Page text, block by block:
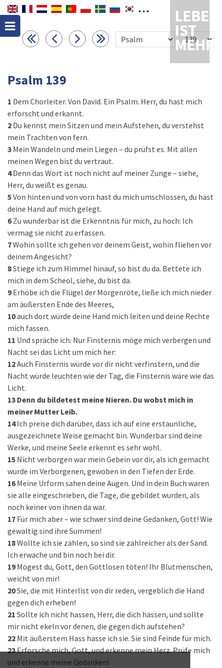
LEBEN
IST
MEHR
Psalm 139
1 Dem Chorleiter. Von David. Ein Psalm. Herr, du hast mich
erforscht und erkannt.
2 Du kennst mein Sitzen und mein Aufstehen, du verstehst
mein Trachten von fern.
3 Mein Wandeln und mein Liegen – du prüfst es. Mit allen
meinen Wegen bist du vertraut.
4 Denn das Wort ist noch nicht auf meiner Zunge – siehe,
Herr, du weißt es genau.
5Von hinten und von vorn hast du mich umschlossen, du hast
deine Hand auf mich gelegt.
6 Zu wunderbar ist die Erkenntnis für mich, zu hoch: Ich
vermag sie nicht zu erfassen.
7Wohin sollte ich gehen vor deinem Geist, wohin fliehen vor
deinem Angesicht?
8Stiege ich zum Himmel hinauf, so bist du da. Bettete ich
mich in dem Scheol, siehe, du bist da.
9 Erhöbe ich die Flügel der Morgenröte, ließe ich mich nieder
am äußersten Ende des Meeres,
10auch dort würde deine Hand mich leiten und deine Rechte
mich fassen.
11 Und spräche ich: Nur Finsternis möge mich verbergen und
Nacht sei das Licht um mich her:
12Auch Finsternis würde vor dir nicht verfinstern, und die
Nacht würde leuchten wie der Tag, die Finsternis wäre wie das
Licht.
13 Denn du bildetest meine Nieren. Du wobst mich in
meiner Mutter Leib.
14 Ich preise dich darüber, dass ich auf eine erstaunliche,
ausgezeichnete Weise gemacht bin. Wunderbar sind deine
Werke, und meine Seele erkennt es sehr wohl.
15 Nicht verborgen war mein Gebein vor dir, als ich gemacht
wurde im Verborgenen, gewoben in den Tiefen der Erde.
16 Meine Urform sahen deine Augen. Und in dein Buch waren
sie alle eingeschrieben, die Tage, die gebildet wurden, als
noch keiner von ihnen da war.
17 Für mich aber – wie schwer sind deine Gedanken, Gott! Wie
gewaltig sind ihre Summen!
18Wollte ich sie zählen, so sind sie zahlreicher als der Sand.
Ich erwache und bin noch bei dir.
19 Mögest du, Gott, den Gottlosen töten! Ihr Blutmenschen,
weicht von mir!
20Sie, die mit Hinterlist von dir reden, vergeblich die Hand
gegen dich erheben!
21 Sollte ich nicht hassen, Herr, die dich hassen, und sollte
mir nicht ekeln vor denen, die gegen dich aufstehen?
22 Mit äußerstem Hass hasse ich sie. Sie sind Feinde für mich.
23Erforsche mich, Gott, und erkenne mein Herz. Prüfe mich
und erkenne meine Gedanken!